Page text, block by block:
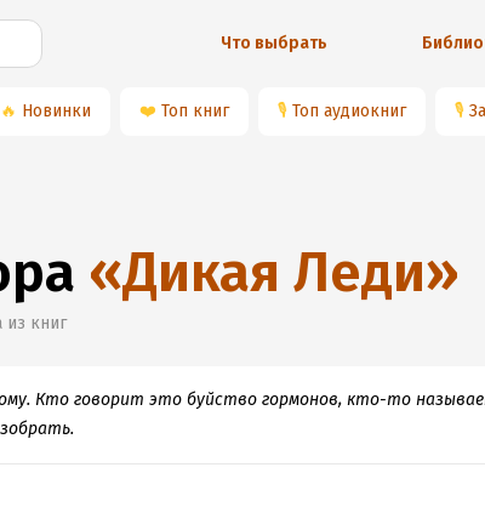
Что выбрать
🔥 Новинки ❤️ Топ книг 🎙 Топ аудиокниг 🎙
«Дикая Леди»
книг
Кто говорит это буйство гормонов, кто-то